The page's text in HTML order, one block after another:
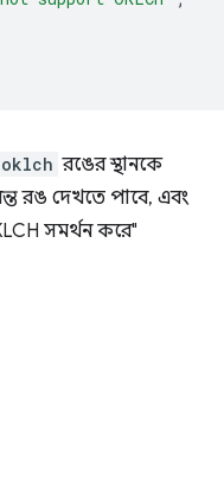
oklch রঙের স্থানকে
রঙ দেখতে পাবে, এবং
সমর্থন করে"